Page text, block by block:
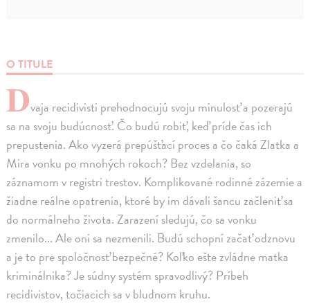
O TITULE
Dvaja recidivisti prehodnocujú svoju minulosť a pozerajú
sa na svoju budúcnosť. Čo budú robiť, keď príde čas ich
prepustenia. Ako vyzerá prepúšťací proces a čo čaká Zlatka a
Mira vonku po mnohých rokoch? Bez vzdelania, so
záznamom v registri trestov. Komplikované rodinné zázemie a
žiadne reálne opatrenia, ktoré by im dávali šancu začleniť sa
do normálneho života. Zarazení sledujú, čo sa vonku
zmenilo... Ale oni sa nezmenili. Budú schopní začať odznovu
a je to pre spoločnosť bezpečné? Koľko ešte zvládne matka
kriminálnika? Je súdny systém spravodlivý? Príbeh
recidivistov, točiacich sa v bludnom kruhu.